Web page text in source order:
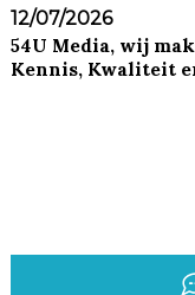
12/07/2026
54U Media, wij
Kennis, Kwaliteit